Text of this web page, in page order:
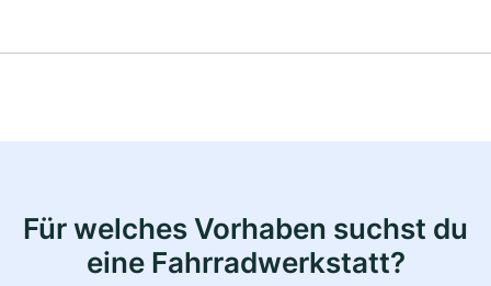
Für welches Vorhaben suchst du
eine Fahrradwerkstatt?